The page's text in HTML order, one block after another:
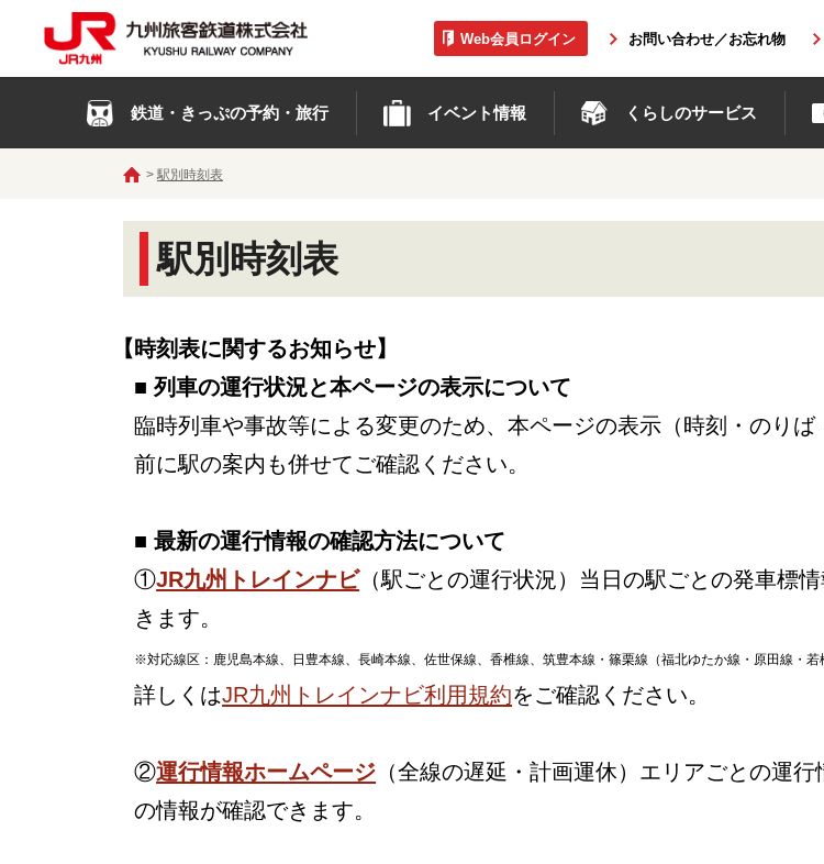
Web会員ログイン お問い合わせ／お忘れ物
鉄道・きっぷの予約・旅行 イベント情報 くらしのサービス
駅別時刻表
駅別時刻表
【時刻表に関するお知らせ】
■ 列車の運行状況と本ページの表示について
臨時列車や事故等による変更のため、本ページの表示（時刻・のり
前に駅の案内も併せてご確認ください。
■ 最新の運行情報の確認方法について
①JR九州トレインナビ（駅ごとの運行状況）当日の駅ごとの発車標
きます。
※対応線区：鹿児島本線、日豊本線、長崎本線、佐世保線、香椎線、筑豊本線・篠栗線（福北ゆたか線・原田線・若
詳しくはJR九州トレインナビ利用規約をご確認ください。
②運行情報ホームページ （全線の遅延・計画運休）エリアごとの運
の情報が確認できます。